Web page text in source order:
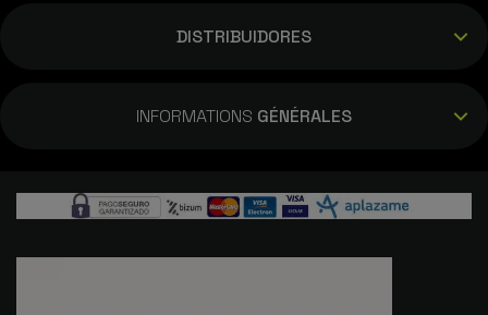
DISTRIBUIDORES
INFORMATIONS GÉNÉRALES